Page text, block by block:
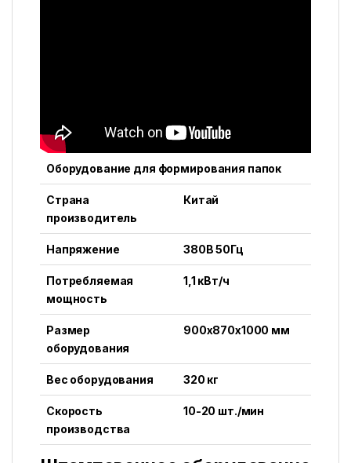
Оборудование для формирования папок
Страна
производитель
Китай
Напряжение 380В 50Гц
Потребляемая
мощность
1,1 кВт/ч
Размер
оборудования
900х870х1000 мм
Вес оборудования 320 кг
Скорость
производства
10-20 шт./мин